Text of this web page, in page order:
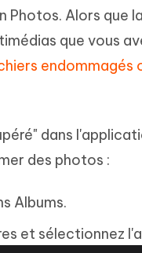
Photos. Alors que
que vous
endommagés
dans
des photos :
Albums.
et sélectionnez